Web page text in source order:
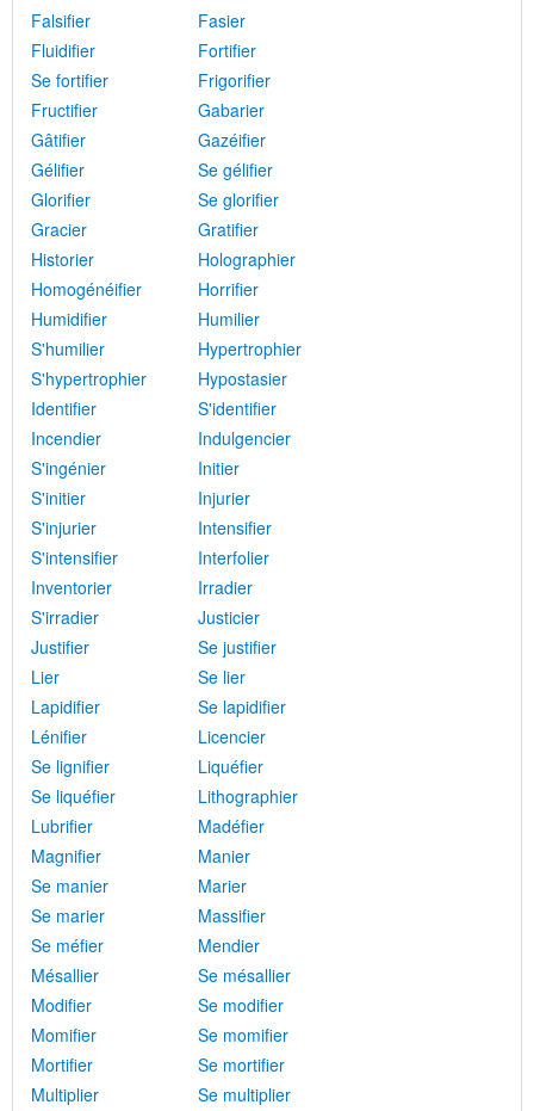
Falsifier
Fasier
Fluidifier
Fortifier
Se fortifier
Frigorifier
Fructifier
Gabarier
Gâtifier
Gazéifier
Gélifier
Se gélifier
Glorifier
Se glorifier
Gracier
Gratifier
Historier
Holographier
Homogénéifier
Horrifier
Humidifier
Humilier
S'humilier
Hypertrophier
S'hypertrophier
Hypostasier
Identifier
S'identifier
Incendier
Indulgencier
S'ingénier
Initier
S'initier
Injurier
S'injurier
Intensifier
S'intensifier
Interfolier
Inventorier
Irradier
S'irradier
Justicier
Justifier
Se justifier
Lier
Se lier
Lapidifier
Se lapidifier
Lénifier
Licencier
Se lignifier
Liquéfier
Se liquéfier
Lithographier
Lubrifier
Madéfier
Magnifier
Manier
Se manier
Marier
Se marier
Massifier
Se méfier
Mendier
Mésallier
Se mésallier
Modifier
Se modifier
Momifier
Se momifier
Mortifier
Se mortifier
Multiplier
Se multiplier